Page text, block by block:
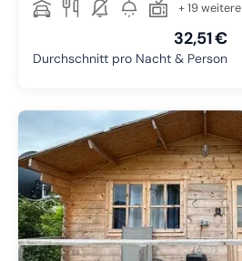
+ 19 weitere
32,51 €
Durchschnitt pro Nacht & Person